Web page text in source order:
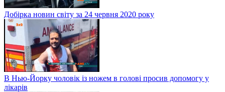
Добірка новин світу за 24 червня 2020 року
В Нью-Йорку чоловік із ножем в голові просив допомогу у
лікарів